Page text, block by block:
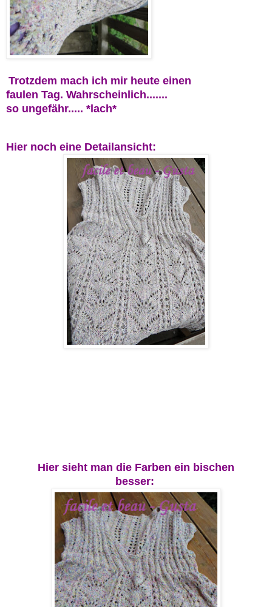
Trotzdem mach ich mir heute einen
faulen Tag. Wahrscheinlich.......
so ungefähr..... *lach*
Hier noch eine Detailansicht:
Hier sieht man die Farben ein bischen
besser: